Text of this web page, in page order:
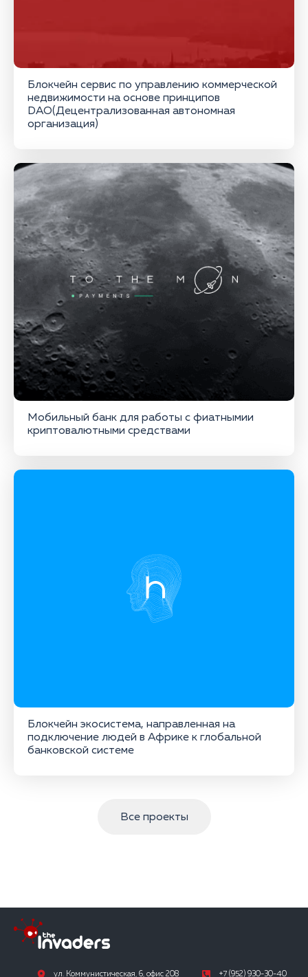
Блокчейн сервис по управлению коммерческой
недвижимости на основе принципов
DAO(Децентрализованная автономная
организация)
Мобильный банк для работы с фиатнымии
криптовалютными средствами
Блокчейн экосистема, направленная на
подключение людей в Африке к глобальной
банковской системе
Все проекты
ул. Коммунистическая, 6, офис 208 +7 (952) 930-30-40